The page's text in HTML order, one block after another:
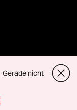
Gerade nicht